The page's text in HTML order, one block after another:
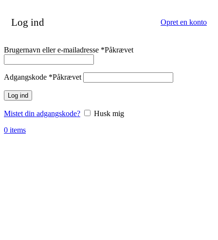
Log ind Opret en konto
Brugernavn eller e-mailadresse *Påkrævet
Adgangskode *Påkrævet
Log ind
Mistet din adgangskode?
Husk mig
0 items